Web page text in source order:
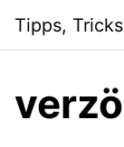
content
Tipps,